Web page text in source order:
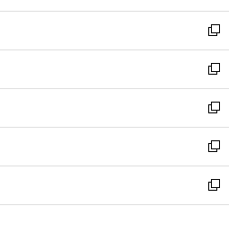
開
く
ウ
で
開
く
ン
ド
ウ
で
開
く
ウ
ィ
ン
ド
ウ
で
開
く
し
い
ウ
ィ
ン
ド
ウ
で
開
く
新
し
い
ウ
ィ
ン
ド
ウ
で
開
新
し
い
ウ
ィ
ン
ド
ウ
新
し
い
ウ
ィ
ン
新
し
い
ウ
新
し